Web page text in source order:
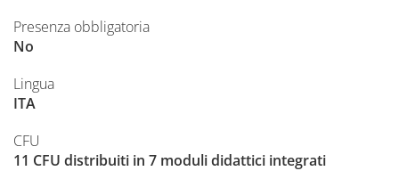
Presenza obbligatoria
No
Lingua
ITA
CFU
11 CFU distribuiti in 7 moduli didattici integrati